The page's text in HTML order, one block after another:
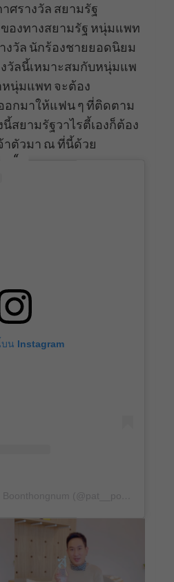
ศรางวัล สยามรัฐ
องทางสยามรัฐ หนุ่มแพท
งวัล นักร้องชายยอดนิยม
วัลนี้เหมาะสมกับหนุ่มแพ
หนุ่มแพท จะต้อง
อกมาให้แฟน ๆ ที่ติดตาม
ยามรัฐวาไรตี้เองก็ต้อง
าตัวมา ณ ที่นี้ด้วย
น Instagram